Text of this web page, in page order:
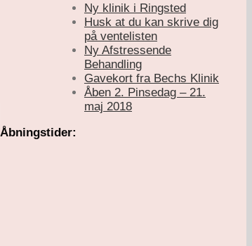
Ny klinik i Ringsted
Husk at du kan skrive dig
på ventelisten
Ny Afstressende
Behandling
Gavekort fra Bechs Klinik
Åben 2. Pinsedag – 21.
maj 2018
Åbningstider: